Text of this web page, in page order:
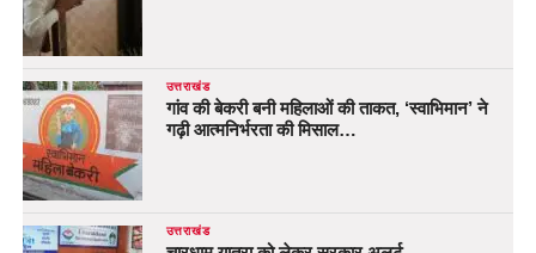
उत्तराखंड
गांव की बेकरी बनी महिलाओं की ताकत, ‘स्वाभिमान’ ने
गढ़ी आत्मनिर्भरता की मिसाल…
उत्तराखंड